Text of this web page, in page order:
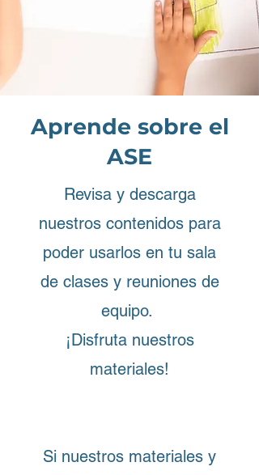
Aprende sobre el
ASE
Revisa y descarga
nuestros contenidos para
poder usarlos en tu sala
de clases y reuniones de
equipo.
¡Disfruta nuestros
materiales!
Si nuestros materiales y